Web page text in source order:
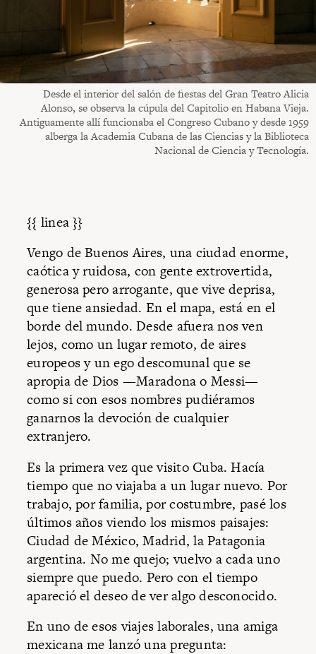
Desde el interior del salón de fiestas del Gran Teatro Alicia
Alonso, se observa la cúpula del Capitolio en Habana Vieja.
Antiguamente allí funcionaba el Congreso Cubano y desde 1959
alberga la Academia Cubana de las Ciencias y la Biblioteca
Nacional de Ciencia y Tecnología.
{{ linea }}
Vengo de Buenos Aires, una ciudad enorme,
caótica y ruidosa, con gente extrovertida,
generosa pero arrogante, que vive deprisa,
que tiene ansiedad. En el mapa, está en el
borde del mundo. Desde afuera nos ven
lejos, como un lugar remoto, de aires
europeos y un ego descomunal que se
apropia de Dios —Maradona o Messi—
como si con esos nombres pudiéramos
ganarnos la devoción de cualquier
extranjero.
Es la primera vez que visito Cuba. Hacía
tiempo que no viajaba a un lugar nuevo. Por
trabajo, por familia, por costumbre, pasé los
últimos años viendo los mismos paisajes:
Ciudad de México, Madrid, la Patagonia
argentina. No me quejo; vuelvo a cada uno
siempre que puedo. Pero con el tiempo
apareció el deseo de ver algo desconocido.
En uno de esos viajes laborales, una amiga
mexicana me lanzó una pregunta: